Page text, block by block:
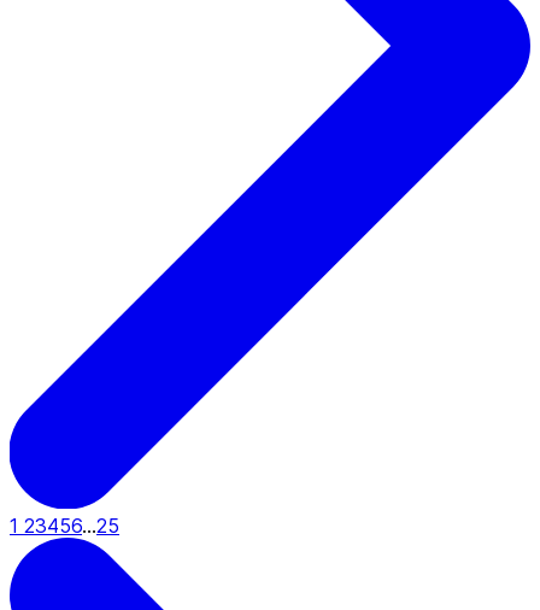
1 23456...25